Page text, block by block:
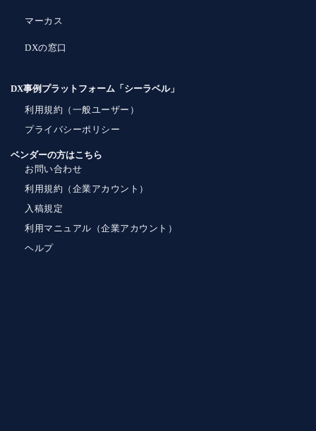
マーカス
DXの窓口
DX事例プラットフォーム「シーラベル」
利用規約（一般ユーザー）
プライバシーポリシー
ベンダーの方はこちら
お問い合わせ
利用規約（企業アカウント）
入稿規定
利用マニュアル（企業アカウント）
ヘルプ